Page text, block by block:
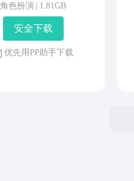
角色扮演 1.81GB
安 全 下 载
优 先 用 P P 助 手 下 载